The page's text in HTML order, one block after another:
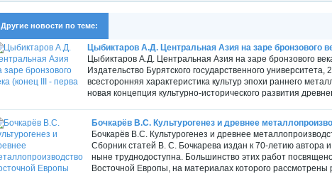
Другие новости по теме:
Цыбиктаров А.Д. Центральная Азия на заре бронзового
Цыбиктаров А.Д. Центральная Азия на заре бронзового
Издательство Бурятского государственного
всесторонняя характеристика культур эпохи раннего
новая концепция культурно-исторического развития
Бочкарёв В.С. Культурогенез и древнее
Бочкарёв В.С. Культурогенез и древнее
Сборник статей В. С. Бочкарева издан к 70-летию автора
ныне труднодоступна. Большинство этих работ
Восточной Европы, на материалах которого рассмотрены